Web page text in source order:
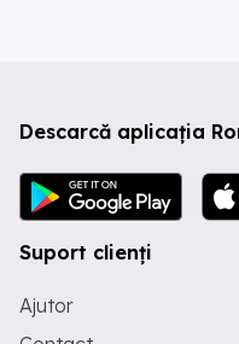
Descarcă aplicația
Suport clienți
Ajutor